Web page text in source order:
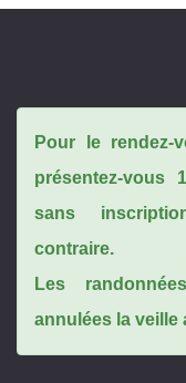
Pour le
présentez-vous
sans
contraire.
Les
annulées la veille